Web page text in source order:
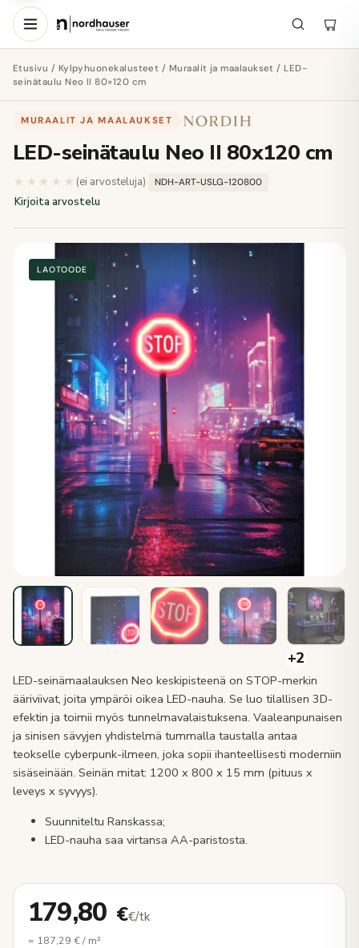
Etusivu / Kylpyhuonekalusteet / Muraalit ja maalaukset / LED-
seinätaulu Neo II 80×120 cm
MURAALIT JA MAALAUKSET ·
LED-seinätaulu Neo II 80x120 cm
★★★★★ ★★★★★
(ei arvosteluja)· NDH-ART-USLG-120800
·
Kirjoita arvostelu
LAOTOODE
LED-seinämaalauksen Neo keskipisteenä on STOP-merkin
ääriviivat, joita ympäröi oikea LED-nauha. Se luo tilallisen 3D-
efektin ja toimii myös tunnelmavalaistuksena. Vaaleanpunaisen
ja sinisen sävyjen yhdistelmä tummalla taustalla antaa
teokselle cyberpunk-ilmeen, joka sopii ihanteellisesti moderniin
sisäseinään. Seinän mitat: 1200 x 800 x 15 mm (pituus x
leveys x syvyys).
Suunniteltu Ranskassa;
LED-nauha saa virtansa AA-paristosta.
179,80 €€/tk
= 187,29 €/ m²